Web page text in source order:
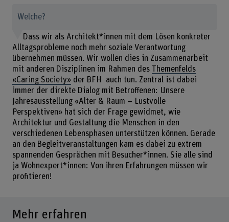
Welche?
Dass wir als Architekt*innen mit dem Lösen konkreter
Alltagsprobleme noch mehr soziale Verantwortung
übernehmen müssen. Wir wollen dies in Zusammenarbeit
mit anderen Disziplinen im Rahmen des Themenfelds
«Caring Society»der BFH auch tun. Zentral ist dabei
immer der direkte Dialog mit Betroffenen: Unsere
Jahresausstellung «Alter & Raum – Lustvolle
Perspektiven» hat sich der Frage gewidmet, wie
Architektur und Gestaltung die Menschen in den
verschiedenen Lebensphasen unterstützen können. Gerade
an den Begleitveranstaltungen kam es dabei zu extrem
spannenden Gesprächen mit Besucher*innen. Sie alle sind
ja Wohnexpert*innen: Von ihren Erfahrungen müssen wir
profitieren!
Mehr erfahren